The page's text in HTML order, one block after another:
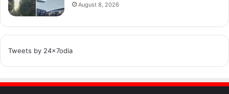
August 8, 2026
Tweets by 24x7odia